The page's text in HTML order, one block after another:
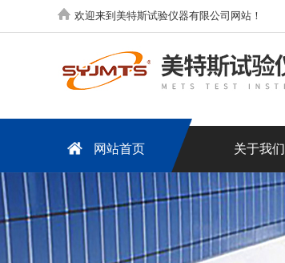
欢迎来到美特斯试验仪器有限公司网站！
网站首页 关于我们